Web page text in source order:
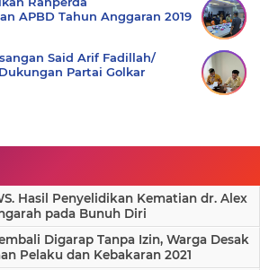
APBD Tahun Anggaran 2019
Said Arif Fadillah/
Partai Golkar
Hasil Penyelidikan Kematian dr. Alex
pada Bunuh Diri
Digarap Tanpa Izin, Warga Desak
Pelaku dan Kebakaran 2021